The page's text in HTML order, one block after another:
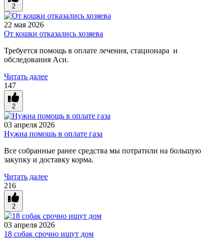
2
22 мая 2026
От кошки отказались хозяева
Требуется помощь в оплате лечения, стационара и
обследования Аси.
Читать далее
147
2
03 апреля 2026
Нужна помощь в оплате газа
Все собранные ранее средства мы потратили на большую
закупку и доставку корма.
Читать далее
216
2
03 апреля 2026
18 собак срочно ищут дом